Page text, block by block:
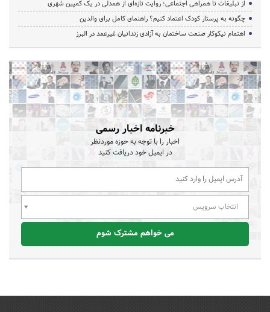
از تبلیغات تا همراهی اجتماعی؛ روایت تازه‌ای از همدلی در یک کمپین شهری
چگونه به پرستار کودک اعتماد کنیم؟ راهنمای کامل برای والدین
اهتمام نیکوکار صنعت ساختمان به آزادی زندانیان غیرعمد در البرز
خبرنامه اخبار رسمی
اخبار را با توجه به حوزه موردنظر
در ایمیل خود دریافت کنید
انتخاب سرویس
می خواهم مشترک شوم